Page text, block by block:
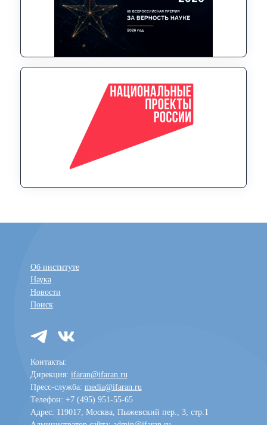
Об институте
Наука
Новости
Поиск
Контакты:
Дирекция: ifaran@ifaran.ru
Пресс-служба: media@ifaran.ru
Телефон: +7 (495) 951-55-65
Адрес: 119017, Москва, Пыжевский пер., 3, стр.1